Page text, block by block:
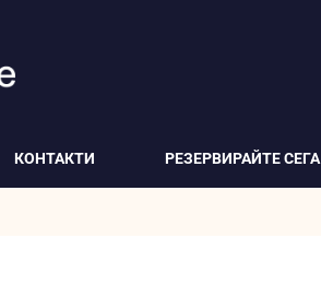
КОНТАКТИ РЕЗЕРВИРАЙТЕ СЕГА